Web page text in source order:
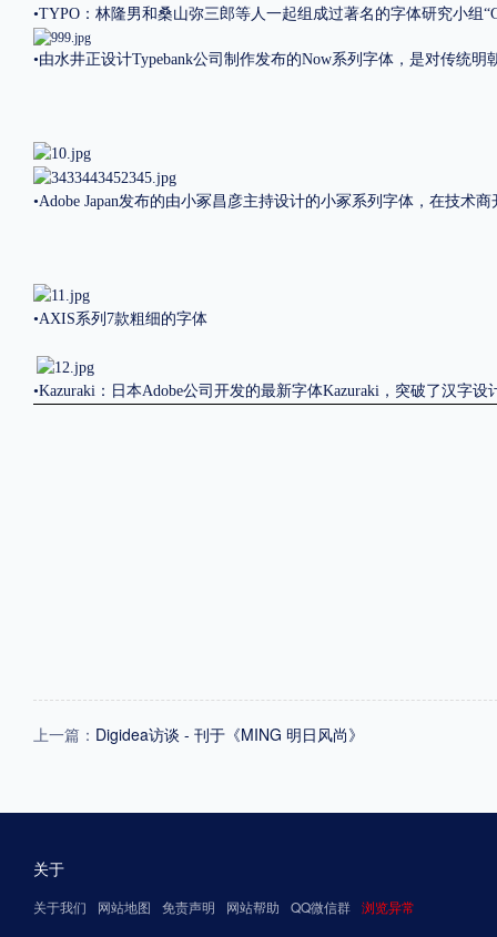
•TYPO： 林隆男和桑山弥三郎等人一起组成过著名的字体研究小组“
•由水井正设计Typebank公司制作发布的Now系列字体，是对传统明
•Adobe Japan发布的由小冢昌彦主持设计的小冢系列字体，在技术
•AXIS系列7款粗细的字体
•Kazuraki：日本Adobe公司开发的最新字体Kazuraki，突破了汉字
上一篇： Digidea访谈 - 刊于《MING 明日风尚》
关于
关于我们 网站地图 免责声明 网站帮助 QQ微信群 浏览异常